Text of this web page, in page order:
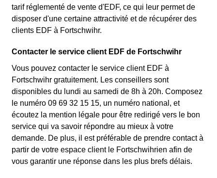
tarif réglementé de vente d'EDF, ce qui leur permet de
disposer d'une certaine attractivité et de récupérer des
clients EDF à Fortschwihr.
Contacter le service client EDF de Fortschwihr
Vous pouvez contacter le service client EDF à
Fortschwihr gratuitement. Les conseillers sont
disponibles du lundi au samedi de 8h à 20h. Composez
le numéro 09 69 32 15 15, un numéro national, et
écoutez la mention légale pour être redirigé vers le bon
service qui va savoir répondre au mieux à votre
demande. De plus, il est préférable de prendre contact à
partir de votre espace client le Fortschwihrien afin de
vous garantir une réponse dans les plus brefs délais.